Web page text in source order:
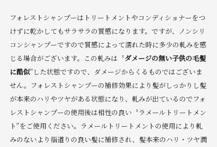
フォレストシャンプーはトリートメントやコンディショナーをつ
けずに乾かしてもサラサラの質感になります。ですが、ノンシリ
コンシャンプーですので質感によって濡れた時に多少の軋みを感
じる場合がございます。この軋みは〝ダメージの無い子供の毛髪
に酷似″した状態ですので、ダメージからくるものではございま
せん。フォレストシャンプーの補修効果により髪がしっかりし髪
が本来のハリやツヤがある状態になり、軋みが出ているのでフォ
レストシャンプーの使用後は相性の良い〝ラメールトリートメン
ト″をご使用ください。ラメールトリートメントの使用により軋
みのないより指道りの良い髪に補修され、髪本来のハリ・ツヤ潤